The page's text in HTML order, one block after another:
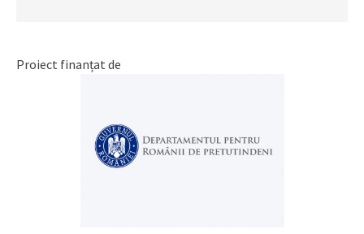
Proiect finanțat de